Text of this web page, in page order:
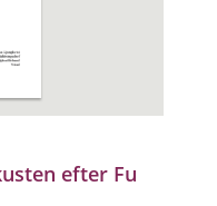
efter Fu